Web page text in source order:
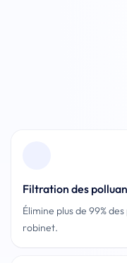
Filtration des
Élimine plus de 99%
robinet.